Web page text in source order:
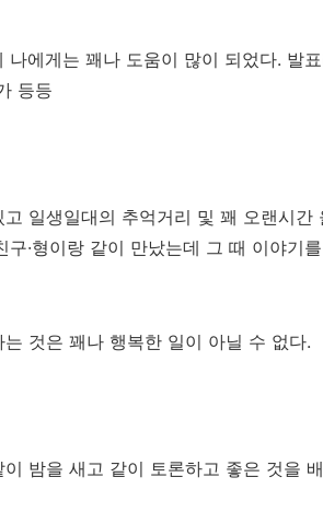
에게는 꽤나 도움이 많이 되었다. 발
등등
일생일대의 추억거리 및 꽤 오랜시간
·형이랑 같이 만났는데 그 때 이야기
것은 꽤나 행복한 일이 아닐 수 없다.
밤을 새고 같이 토론하고 좋은 것을